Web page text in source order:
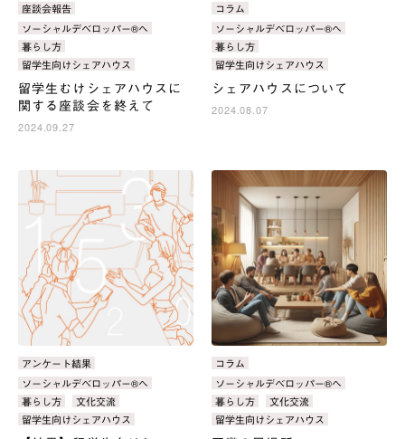
カ
テ
ゴ
リ：
座談会報告
タ
グ：
ソーシャルデベロッパー®へ
暮らし方
留学生向けシェアハウス
留学生むけシェアハウスに
関する座談会を終えて
2024.09.27
カ
テ
ゴ
リ：
コラム
タ
グ：
ソーシャルデベロッパー®へ
暮らし方
留学生向けシェアハウス
シェアハウスについて
2024.08.07
カ
テ
ゴ
リ：
アンケート結果
タ
グ：
ソーシャルデベロッパー®へ
暮らし方
文化交流
留学生向けシェアハウス
カ
テ
ゴ
リ：
コラム
タ
グ：
ソーシャルデベロッパー®へ
暮らし方
文化交流
留学生向けシェアハウス